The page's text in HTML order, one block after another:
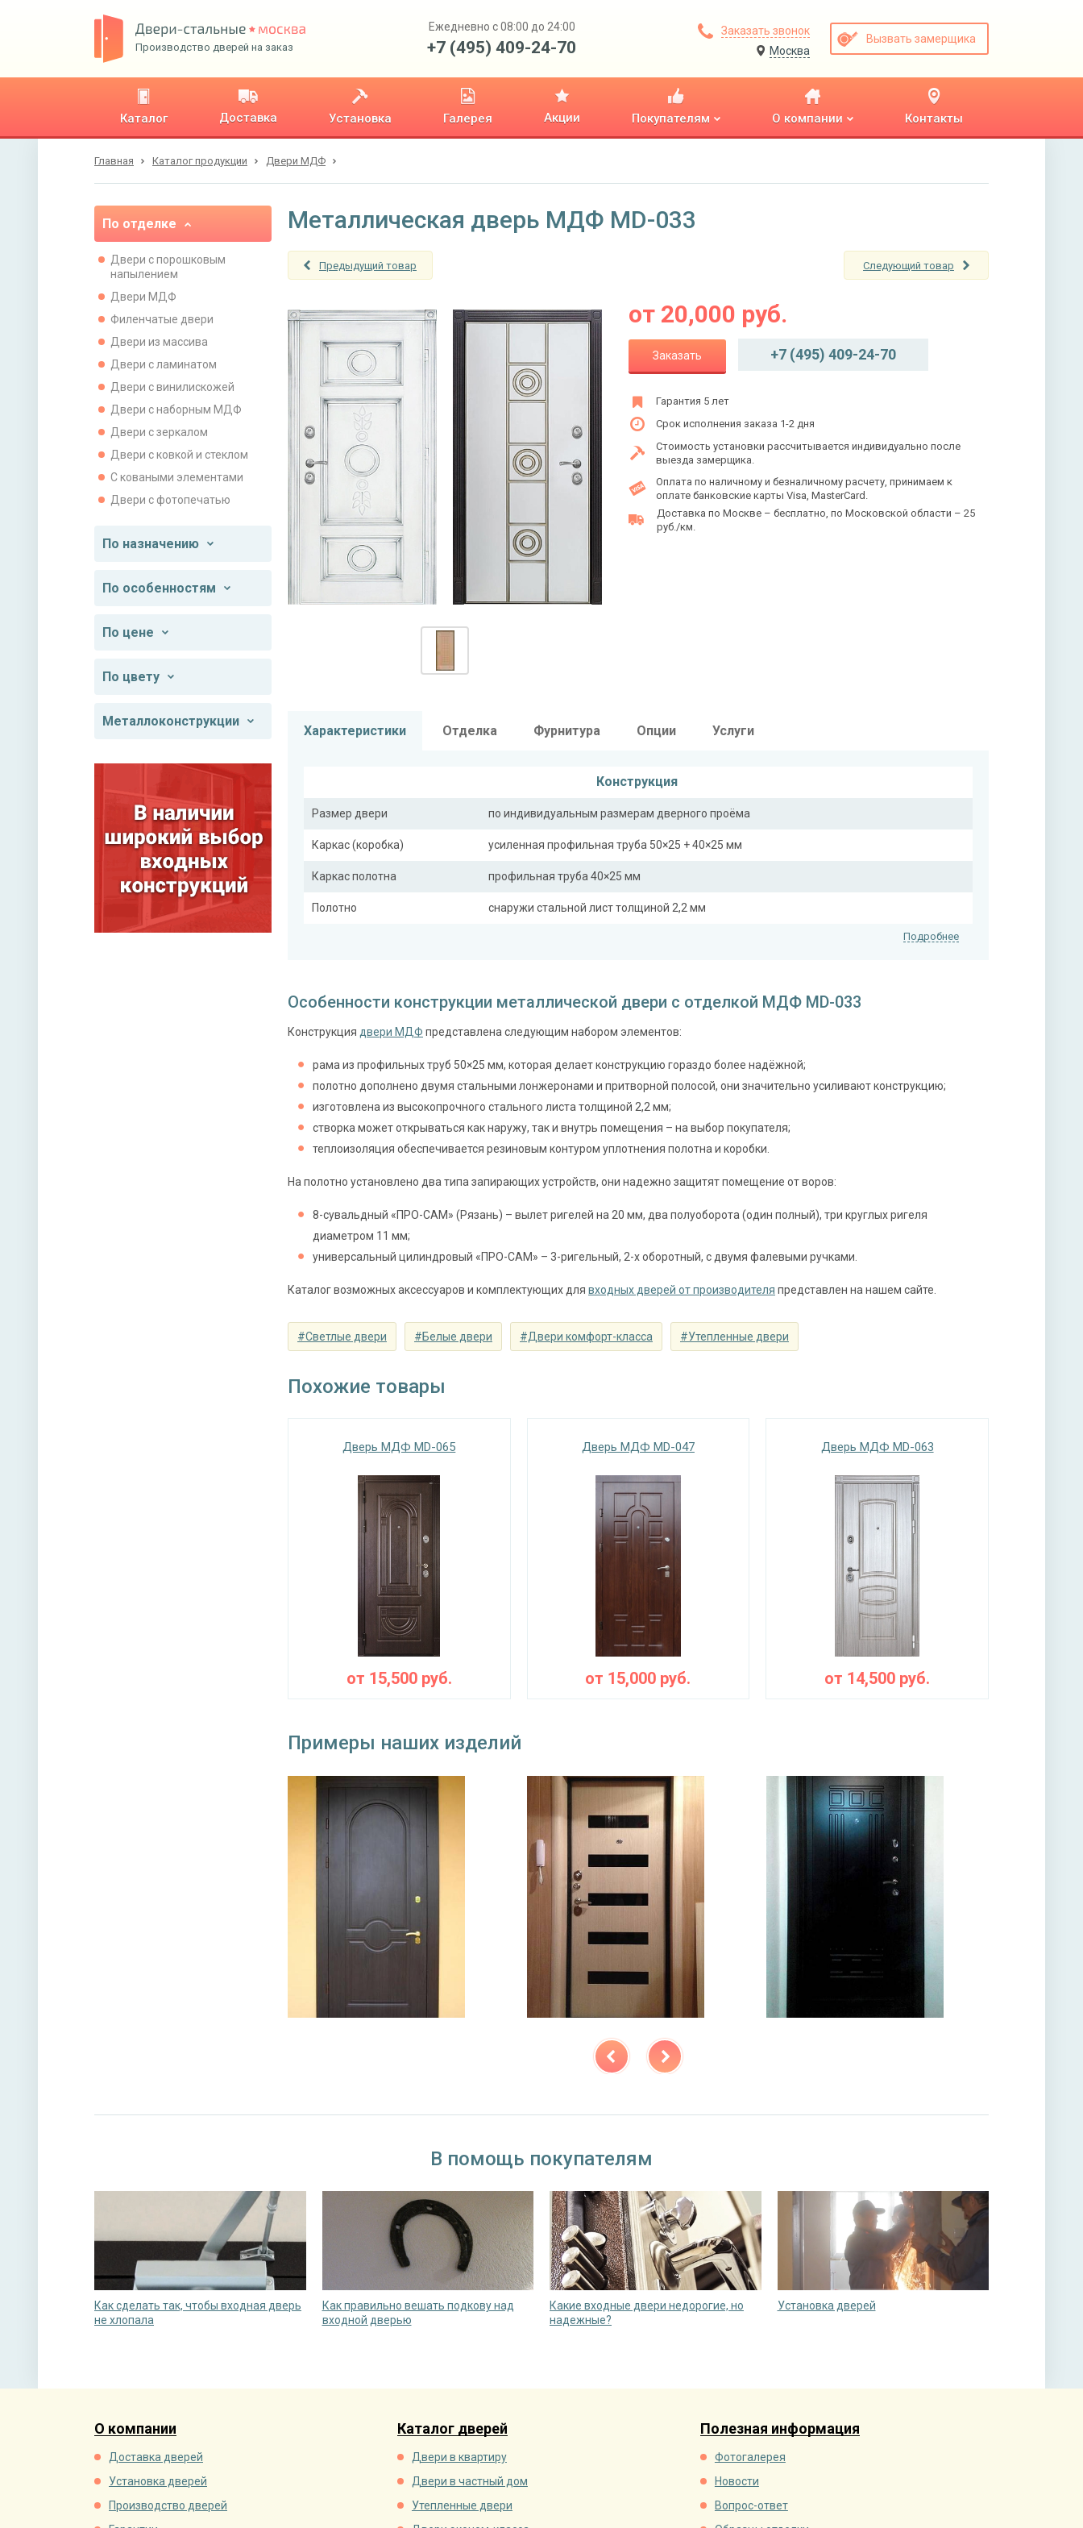
Производство дверей на заказ
Ежедневно с 08:00 до 24:00
+7 (495) 409-24-70
Заказать звонок
Москва
Вызвать замерщика
Каталог Доставка Установка Галерея Акции Покупателям О компании Контакты
Главная Каталог продукции Двери МДФ
По отделке
Двери с порошковым
напылением
Двери МДФ
Филенчатые двери
Двери из массива
Двери с ламинатом
Двери с винилискожей
Двери с наборным МДФ
Двери с зеркалом
Двери с ковкой и стеклом
С коваными элементами
Двери с фотопечатью
По назначению
По особенностям
По цене
По цвету
Металлоконструкции
Металлическая дверь МДФ MD-033
Предыдущий товар Следующий товар
от 20,000 руб.
Заказать +7 (495) 409-24-70
Гарантия 5 лет
Срок исполнения заказа 1-2 дня
Стоимость установки рассчитывается индивидуально после
выезда замерщика.
Оплата по наличному и безналичному расчету, принимаем к
оплате банковские карты Visa, MasterCard.
Доставка по Москве – бесплатно, по Московской области – 25
руб./км.
Характеристики Отделка Фурнитура Опции Услуги
Конструкция
Размер двери по индивидуальным размерам дверного проёма
Каркас (коробка) усиленная профильная труба 50×25 + 40×25 мм
Каркас полотна профильная труба 40×25 мм
Полотно снаружи стальной лист толщиной 2,2 мм
Отделка
Отделка снаружи панель из МДФ 10 мм (цвет и фрезеровка на выбор)
Отделка внутри панель из МДФ 10 мм (цвет и фрезеровка на выбор)
Запирающие устройства и фурнитура
Верхний замок сувальдный (сейфовый) «ПРО-САМ 799», 3-х ригельный, 2-х оборотный
Нижний замок цилиндровый «ПРО-САМ ЗВ 4-31/55» с нажимной ручкой, 3-х ригельный, 2-х оборотный
⌀25 мм (3 шт.)
Противосъемные устройства блокираторы
Изоляционные материалы
Звуко- и теплоизоляция двойной контур уплотнения, минераловатная плита URSA или пенопласт (на выбор)
наружное / внутреннее,
Угол открывания
Подробнее
Особенности конструкции металлической двери с отделкой МДФ MD-033
Конструкция двери МДФ представлена следующим набором элементов:
рама из профильных труб 50×25 мм, которая делает конструкцию гораздо более надёжной;
полотно дополнено двумя стальными лонжеронами и притворной полосой, они значительно усиливают конструкцию;
изготовлена из высокопрочного стального листа толщиной 2,2 мм;
створка может открываться как наружу, так и внутрь помещения – на выбор покупателя;
теплоизоляция обеспечивается резиновым контуром уплотнения полотна и коробки.
На полотно установлено два типа запирающих устройств, они надежно защитят помещение от воров:
8-сувальдный «ПРО-САМ» (Рязань) – вылет ригелей на 20 мм, два полуоборота (один полный), три круглых ригеля
диаметром 11 мм;
универсальный цилиндровый «ПРО-САМ» – 3-ригельный, 2-х оборотный, с двумя фалевыми ручками.
Каталог возможных аксессуаров и комплектующих для входных дверей от производителя представлен на нашем сайте.
#Светлые двери #Белые двери #Двери комфорт-класса #Утепленные двери
Похожие товары
Дверь МДФ MD-065
от 15,500руб.
Дверь МДФ MD-047
от 15,000 руб.
Дверь МДФ MD-063
от 14,500 руб.
Примеры наших изделий
В помощь покупателям
Как сделать так, чтобы входная дверь
не хлопала
Как правильно вешать подкову над
входной дверью
Какие входные двери недорогие, но
надежные?
Установка дверей
О компании
Доставка дверей
Установка дверей
Производство дверей
Каталог дверей
Двери в квартиру
Двери в частный дом
Утепленные двери
Полезная информация
Фотогалерея
Новости
Вопрос-ответ